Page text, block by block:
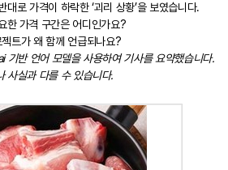
로 가격이 하락한 ‘괴리 상황’을 보였습니다.
한 가격 구간은 어디인가요?
트가 왜 함께 언급되나요?
반 언어 모델을 사용하여 기사를 요약했습니다.
사실과 다를 수 있습니다.